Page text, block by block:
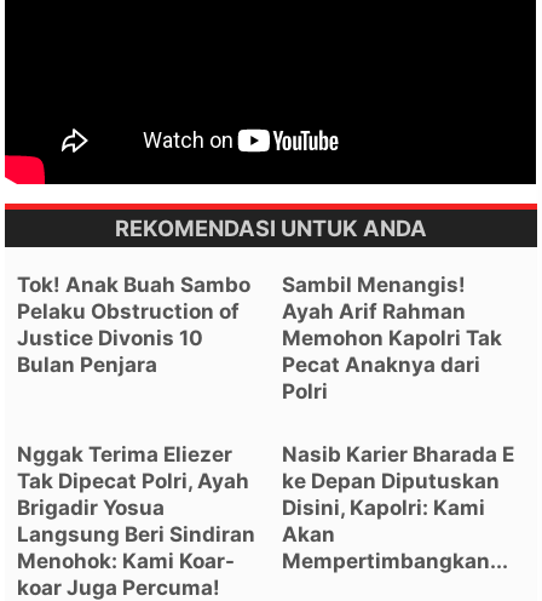
REKOMENDASI UNTUK ANDA
Tok! Anak Buah Sambo
Pelaku Obstruction of
Justice Divonis 10
Bulan Penjara
Sambil Menangis!
Ayah Arif Rahman
Memohon Kapolri Tak
Pecat Anaknya dari
Polri
Nggak Terima Eliezer
Tak Dipecat Polri, Ayah
Brigadir Yosua
Langsung Beri Sindiran
Menohok: Kami Koar-
koar Juga Percuma!
Nasib Karier Bharada E
ke Depan Diputuskan
Disini, Kapolri: Kami
Akan
Mempertimbangkan...